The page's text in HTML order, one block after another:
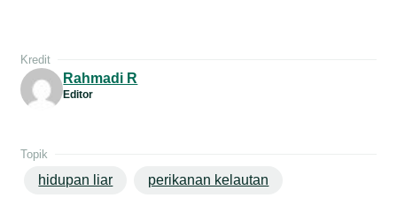
Kredit
Rahmadi R
Editor
Topik
hidupan liar perikanan kelautan